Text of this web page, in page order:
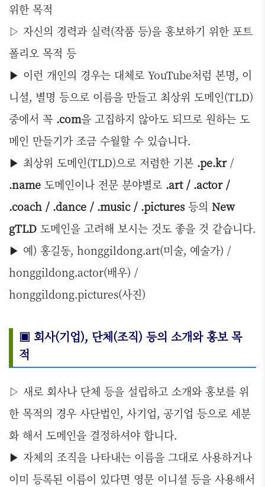
위한 목적
▷ 자신의 경력과 실력(작품 등)을 홍보하기 위한 포트
폴리오 목적 등
▶ 이런 개인의 경우는 대체로 YouTube처럼 본명, 이
니셜, 별명 등으로 이름을 만들고 최상위 도메인(TLD)
중에서 꼭 .com을 고집하지 않아도 되므로 원하는 도
메인 만들기가 조금 수월할 수 있습니다.
▶ 최상위 도메인(TLD)으로 저렴한 기본 .pe.kr/
.name 도메인이나 전문 분야별로 .art / .actor /
.coach / .dance / .music / .pictures등의 New
gTLD 도메인을 고려해 보시는 것도 좋을 것 같습니다.
▶ 예) 홍길동, honggildong.art(미술, 예술가) /
honggildong.actor(배우) /
honggildong.pictures(사진)
▣ 회사(기업), 단체(조직) 등의 소개와 홍보 목
적
▷ 새로 회사나 단체 등을 설립하고 소개와 홍보를 위
한 목적의 경우 사단법인, 사기업, 공기업 등으로 세분
화 해서 도메인을 결정하셔야 합니다.
▶ 자체의 조직을 나타내는 이름을 그대로 사용하거나
이미 등록된 이름이 있다면 영문 이니셜 등을 사용해서